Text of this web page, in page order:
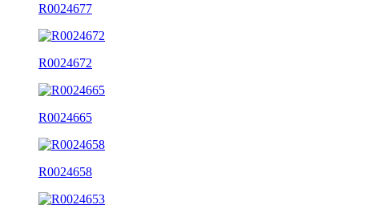
R0024677
R0024672
R0024665
R0024658